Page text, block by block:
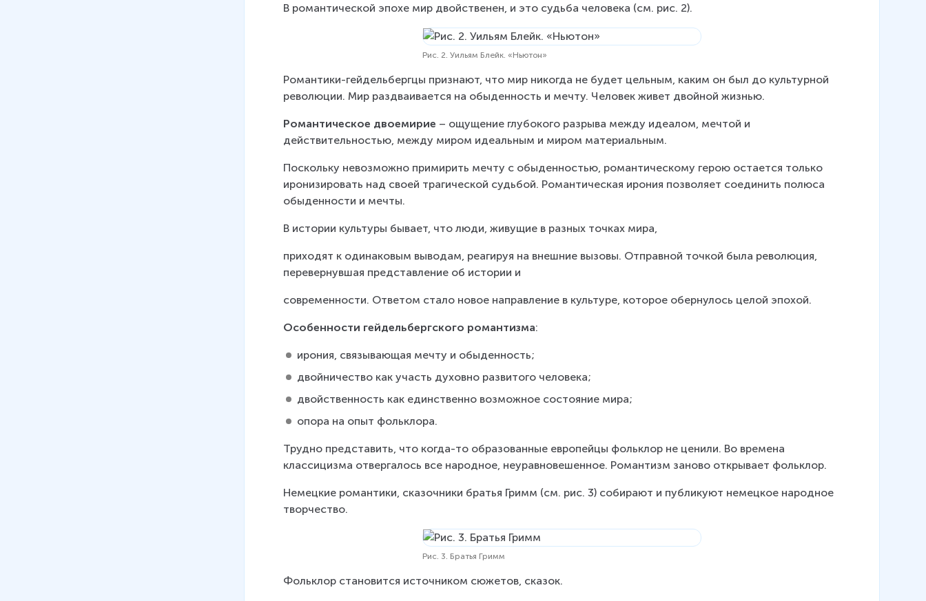
В романтической эпохе мир двойственен, и это судьба человека (см. рис. 2).
Рис. 2. Уильям Блейк. «Ньютон»
Романтики-гейдельбергцы признают, что мир никогда не будет цельным, каким он был до культурной
революции. Мир раздваивается на обыденность и мечту. Человек живет двойной жизнью.
Романтическое двоемирие – ощущение глубокого разрыва между идеалом, мечтой и
действительностью, между миром идеальным и миром материальным.
Поскольку невозможно примирить мечту с обыденностью, романтическому герою остается только
иронизировать над своей трагической судьбой. Романтическая ирония позволяет соединить полюса
обыденности и мечты.
В истории культуры бывает, что люди, живущие в разных точках мира,
приходят к одинаковым выводам, реагируя на внешние вызовы. Отправной точкой была революция,
перевернувшая представление об истории и
современности. Ответом стало новое направление в культуре, которое обернулось целой эпохой.
Особенности гейдельбергского романтизма:
ирония, связывающая мечту и обыденность;
двойничество как участь духовно развитого человека;
двойственность как единственно возможное состояние мира;
опора на опыт фольклора.
Трудно представить, что когда-то образованные европейцы фольклор не ценили. Во времена
классицизма отвергалось все народное, неуравновешенное. Романтизм заново открывает фольклор.
Немецкие романтики, сказочники братья Гримм (см. рис. 3) собирают и публикуют немецкое народное
творчество.
Рис. 3. Братья Гримм
Фольклор становится источником сюжетов, сказок.